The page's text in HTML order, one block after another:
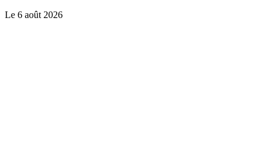
Le 6 août 2026